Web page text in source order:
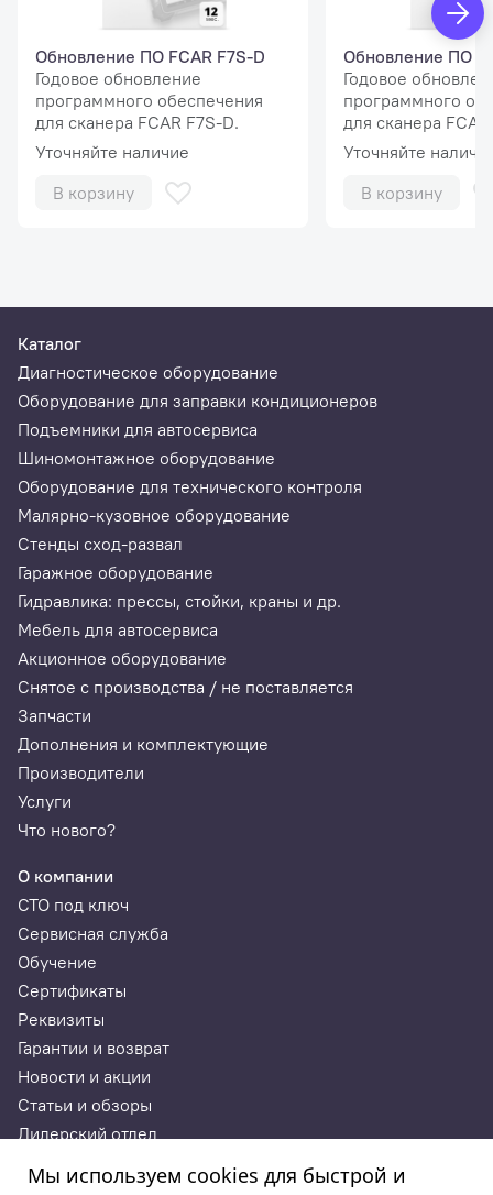
Обновление ПО FCAR F7S-D
Годовое обновление
программного обеспечения
для сканера FCAR F7S-D.
Уточняйте наличие
В корзину
Обновление ПО
Годовое
программного
для сканера
Уточняйте
В корзину
Каталог
Диагностическое оборудование
Оборудование для заправки кондиционеров
Подъемники для автосервиса
Шиномонтажное оборудование
Оборудование для технического контроля
Малярно-кузовное оборудование
Стенды сход-развал
Гаражное оборудование
Гидравлика: прессы, стойки, краны и др.
Мебель для автосервиса
Акционное оборудование
Снятое с производства / не поставляется
Запчасти
Дополнения и комплектующие
Производители
Услуги
Что нового?
О компании
СТО под ключ
Сервисная служба
Обучение
Сертификаты
Реквизиты
Гарантии и возврат
Новости и акции
Статьи и обзоры
Дилерский отдел
Мы используем cookies для быстрой и